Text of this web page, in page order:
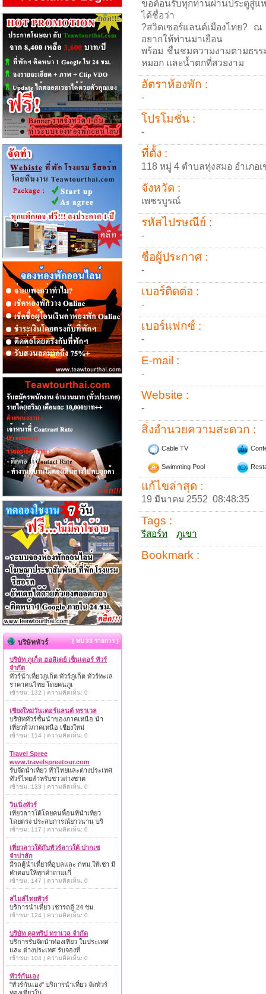
ขอต้อนรับทุกท่านผ่านประตูสู่แ
ได้ชื่อว่า
?สวิตเซอร์แลนด์เมืองไทย?
อยากให้ท่านมาเยือน
พร้อม ชื่นชมความงามตามธร
หมอก และน้ำตกที่สวยงาม
อัตราห้องพัก :
-
โปรโมชั่น :
-
ที่ตั้ง :
118 หมู่ 4 ตำบลทุ่งสมอ อำเภอ
จังหวัด :
เพชรบูรณ์
รหัสไปรษณีย์ :
-
ชื่อผู้ประกาศ :
-
เบอร์ติดต่อ :
-
เบอร์แฟกซ์ :
-
E-mail :
-
Website :
-
สิ่งอำนวยความสะดวก :
Cable TV
Swimming Pool
แก้ไขล่าสุด :
19 มีนาคม 2552 08:48:35
Tags :
รีสอร์ท ภูเขา
Bookmark :
บริษัททัวร์ { พบ 33 รายการ }
บริษัท ภูเก็ต ฮอลิเดย์ เซ็นเตอร์ ทัวร์
จำกัด
ทัวร์นำเที่ยวภูเก็ต ทัวร์ภูเก็ต ทัวร์ทะเล
ราคาคนไทย โดยคนภูเ
เข้าชม: 132 | ความคิดเห็น: 0
เชียงใหม่วันเดอร์แลนด์ ทราเวล
บริษัททัวร์ชั้นนำของภาคเหนือ นำ
เที่ยวทั่วภาคเหนือ เชียงใหม่
เข้าชม: 114 | ความคิดเห็น: 0
Travel Spree
www.travelspreetour.com
รับจัดนำเที่ยว ทั่วไทยและต่างประเทศ
ทัวร์ไทยสำหรับชาวต่างชาต
เข้าชม: 133 | ความคิดเห็น: 0
วินนิ่งทัวร์
เที่ยวลาวใต้โดยคนพื้อนที่นำเที่ยว
โดยตรง ประสบการณ์ยาวนาน บริ
เข้าชม: 117 | ความคิดเห็น: 0
เที่ยวลาวใต้กับทัวร์ลาวใต้ ปากเซ
จำปาสัก
มีรถตู้นำเที่ยวที่อุบลและ กทม.ให้เช่า มี
คำตอบให้ทุกคำถามเกี่
เข้าชม: 147 | ความคิดเห็น: 0
สไมล์ไทยทัวร์
บริการนำเที่ยว เช่ารถตู้ 24 ชม.
เข้าชม: 124 | ความคิดเห็น: 0
บริษัท คูลทริป ทราเวล จำกัด
บริการรับจัดนำท่องเที่ยว ในประเทศ
และ ต่างประเทศ รับจองที่
เข้าชม: 104 | ความคิดเห็น: 0
ทัวร์กันเอง
"ทัวร์กันเอง" บริการนำเที่ยว จัดทัวร์